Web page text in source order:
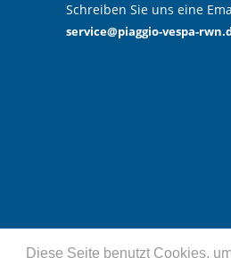
Diese Seite benutzt Cookies,
Schreiben Sie uns eine
service@piaggio-vespa-